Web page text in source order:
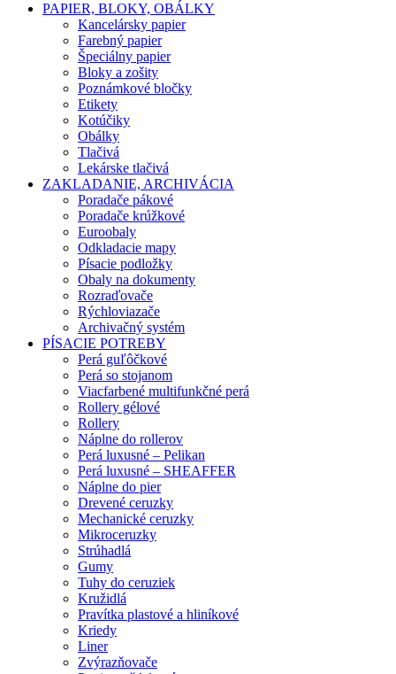
PAPIER, BLOKY, OBÁLKY
Kancelársky papier
Farebný papier
Špeciálny papier
Bloky a zošity
Poznámkové bločky
Etikety
Kotúčiky
Obálky
Tlačivá
Lekárske tlačivá
ZAKLADANIE, ARCHIVÁCIA
Poradače pákové
Poradače krúžkové
Euroobaly
Odkladacie mapy
Písacie podložky
Obaly na dokumenty
Rozraďovače
Rýchloviazače
Archivačný systém
PÍSACIE POTREBY
Perá guľôčkové
Perá so stojanom
Viacfarbené multifunkčné perá
Rollery gélové
Rollery
Náplne do rollerov
Perá luxusné – Pelikan
Perá luxusné – SHEAFFER
Náplne do pier
Drevené ceruzky
Mechanické ceruzky
Mikroceruzky
Strúhadlá
Gumy
Tuhy do ceruziek
Kružidlá
Pravítka plastové a hliníkové
Kriedy
Liner
Zvýrazňovače